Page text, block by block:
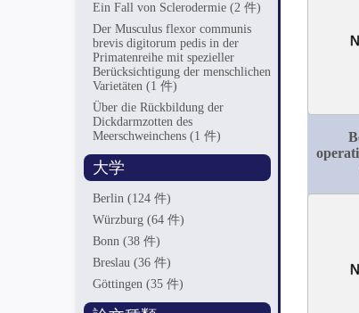
Ein Fall von Sclerodermie(2 件)
Der Musculus flexor communis
brevis digitorum pedis in der
Primatenreihe mit spezieller
Berücksichtigung der menschlichen
Varietäten(1 件)
Über die Rückbildung der
Dickdarmzotten des
Meerschweinchens(1 件)
大学
Berlin(124 件)
Würzburg(64 件)
Bonn(38 件)
Breslau(36 件)
Göttingen(35 件)
der